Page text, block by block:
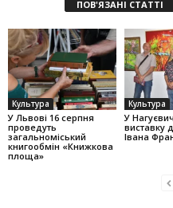
ПОВ'ЯЗАНІ СТАТТІ
Культура
У Львові 16 серпня
проведуть
загальноміський
книгообмін «Книжкова
площа»
Культура
У
виставку
Івана